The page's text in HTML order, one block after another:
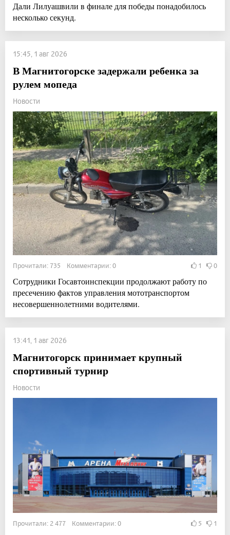
Дали Лилуашвили в финале для победы понадобилось
несколько секунд.
15:45, 1 авг 2026
В Магнитогорске задержали ребенка за
рулем мопеда
Новости
Прочитали: 735 Комментарии: 0 1 0
Сотрудники Госавтоинспекции продолжают работу по
пресечению фактов управления мототранспортом
несовершеннолетними водителями.
13:41, 1 авг 2026
Магнитогорск принимает крупный
спортивный турнир
Новости
Прочитали: 2 477 Комментарии: 0 5 1